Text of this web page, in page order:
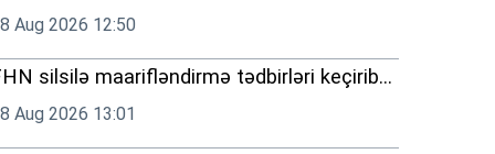
Aug 2026 12:50
silsilə maarifləndirmə tədbirləri keçirib...
Aug 2026 13:01